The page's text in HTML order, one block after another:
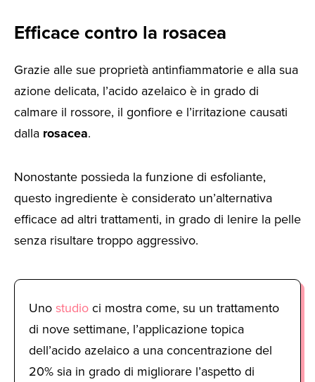
Efficace contro la rosacea
Grazie alle sue proprietà antinfiammatorie e alla sua
azione delicata, l’acido azelaico è in grado di
calmare il rossore, il gonfiore e l’irritazione causati
dalla rosacea.
Nonostante possieda la funzione di esfoliante,
questo ingrediente è considerato un’alternativa
efficace ad altri trattamenti, in grado di lenire la pelle
senza risultare troppo aggressivo.
Unostudioci mostra come, su un trattamento
di nove settimane, l’applicazione topica
dell’acido azelaico a una concentrazione del
20% sia in grado di migliorare l’aspetto di